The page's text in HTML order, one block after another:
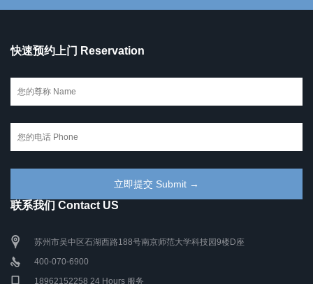
快速预约上门 Reservation
联系我们 Contact US
苏州市吴中区石湖西路188号南京师范大学科技园9楼D座
400-070-6900
18962152258 24 Hours 服务